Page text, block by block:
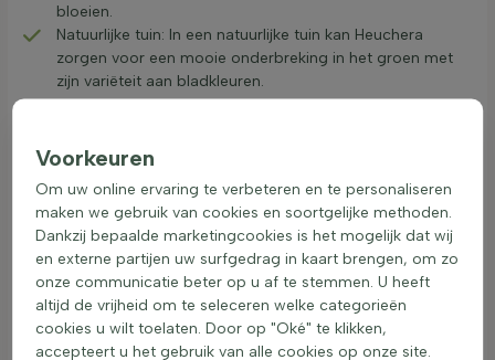
bloeien.
Natuurlijke tuin: In een natuurlijke tuin kan Heuchera
zorgen voor een mooie onderbreking in het groen met
zijn variëteit aan bladkleuren.
schaduwtuin. Door de variëteit aan kleurschakeringen kan
Heuchera dienen als contrastplant voor bladkleur, waardoor
elke tuin een unieke uitstraling krijgt.
Combineer Heuchera met varens, hosta’s en
grassen
Heuchera is een bladplant die prachtig combineert in de tuin.
Deze planten passen goed met varens, hosta’s en grassen
zoals Carex. Ze zorgen samen voor een mooi schaduwspel in
Voorkeuren
Om uw online ervaring te verbeteren en te personaliseren
maken we gebruik van cookies en soortgelijke methoden.
Dankzij bepaalde marketingcookies is het mogelijk dat wij
en externe partijen uw surfgedrag in kaart brengen, om zo
onze communicatie beter op u af te stemmen. U heeft
altijd de vrijheid om te seleceren welke categorieën
cookies u wilt toelaten. Door op "Oké" te klikken,
accepteert u het gebruik van alle cookies op onze site.